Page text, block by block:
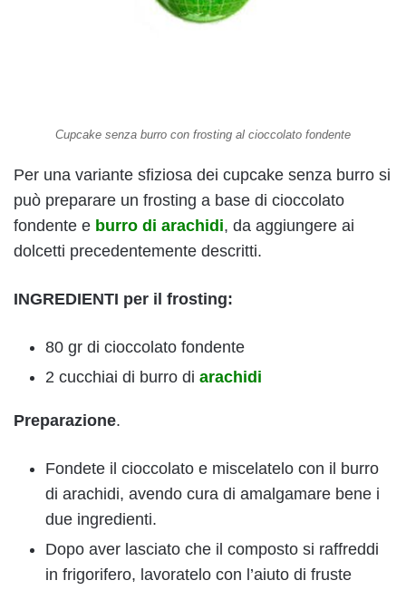
Cupcake senza burro con frosting al cioccolato fondente
Per una variante sfiziosa dei cupcake senza burro si
può preparare un frosting a base di cioccolato
fondente e burro di arachidi, da aggiungere ai
dolcetti precedentemente descritti.
INGREDIENTI per il frosting:
80 gr di cioccolato fondente
2 cucchiai di burro di arachidi
Preparazione.
Fondete il cioccolato e miscelatelo con il burro
di arachidi, avendo cura di amalgamare bene i
due ingredienti.
Dopo aver lasciato che il composto si raffreddi
in frigorifero, lavoratelo con l’aiuto di fruste